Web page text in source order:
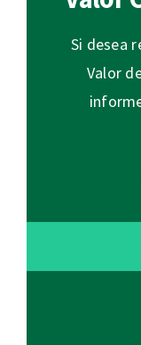
Si desea
Valor